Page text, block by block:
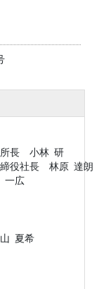
所長 小林 研
締役社長 林原 達朗
一広
夏希